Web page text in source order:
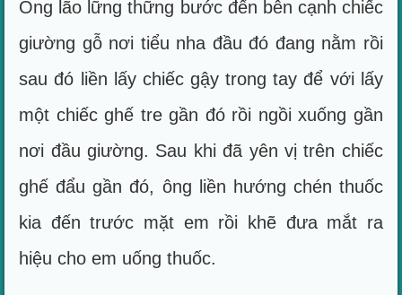
Ông lão lững thững bước đến bên cạnh chiếc
giường gỗ nơi tiểu nha đầu đó đang nằm rồi
sau đó liền lấy chiếc gậy trong tay để với lấy
một chiếc ghế tre gần đó rồi ngồi xuống gần
nơi đầu giường. Sau khi đã yên vị trên chiếc
ghế đẩu gần đó, ông liền hướng chén thuốc
kia đến trước mặt em rồi khẽ đưa mắt ra
hiệu cho em uống thuốc.